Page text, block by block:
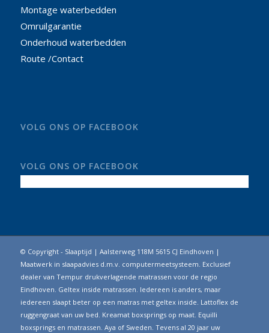
Montage waterbedden
Omruilgarantie
Onderhoud waterbedden
Route /Contact
VOLG ONS OP FACEBOOK
VOLG ONS OP FACEBOOK
© Copyright - Slaaptijd | Aalsterweg 118M 5615 CJ Eindhoven |
Maatwerk in slaapadvies d.m.v. computermeetsysteem. Exclusief
dealer van Tempur drukverlagende matrassen voor de regio
Eindhoven. Geltex inside matrassen. Iedereen is anders, maar
iedereen slaapt beter op een matras met geltex inside. Lattoflex de
ruggengraat van uw bed. Kreamat boxsprings op maat. Equilli
boxsprings en matrassen. Aya of Sweden. Tevens al 20 jaar uw